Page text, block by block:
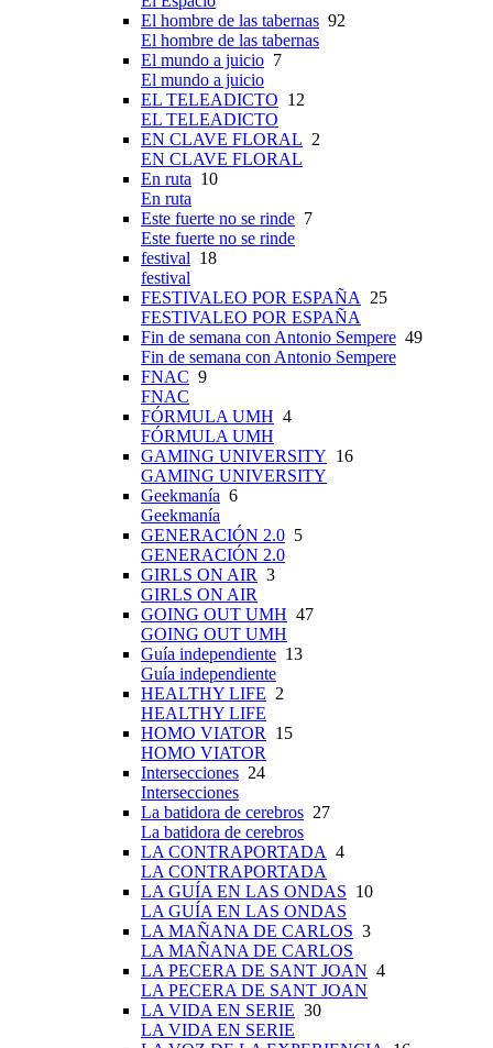
El hombre de las tabernas 92
El hombre de las tabernas
El mundo a juicio 7
El mundo a juicio
EL TELEADICTO 12
EL TELEADICTO
EN CLAVE FLORAL 2
EN CLAVE FLORAL
En ruta 10
En ruta
Este fuerte no se rinde 7
Este fuerte no se rinde
festival 18
festival
FESTIVALEO POR ESPAÑA 25
FESTIVALEO POR ESPAÑA
Fin de semana con Antonio Sempere 49
Fin de semana con Antonio Sempere
FNAC 9
FNAC
FÓRMULA UMH 4
FÓRMULA UMH
GAMING UNIVERSITY 16
GAMING UNIVERSITY
Geekmanía 6
Geekmanía
GENERACIÓN 2.0 5
GENERACIÓN 2.0
GIRLS ON AIR 3
GIRLS ON AIR
GOING OUT UMH 47
GOING OUT UMH
Guía independiente 13
Guía independiente
HEALTHY LIFE 2
HEALTHY LIFE
HOMO VIATOR 15
HOMO VIATOR
Intersecciones 24
Intersecciones
La batidora de cerebros 27
La batidora de cerebros
LA CONTRAPORTADA 4
LA CONTRAPORTADA
LA GUÍA EN LAS ONDAS 10
LA GUÍA EN LAS ONDAS
LA MAÑANA DE CARLOS 3
LA MAÑANA DE CARLOS
LA PECERA DE SANT JOAN 4
LA PECERA DE SANT JOAN
LA VIDA EN SERIE 30
LA VIDA EN SERIE